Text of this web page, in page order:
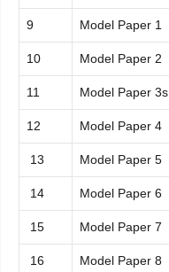
9 Model Paper 1
10 Model Paper 2
11 Model Paper 3s
12 Model Paper 4
13 Model Paper 5
14 Model Paper 6
15 Model Paper 7
16 Model Paper 8